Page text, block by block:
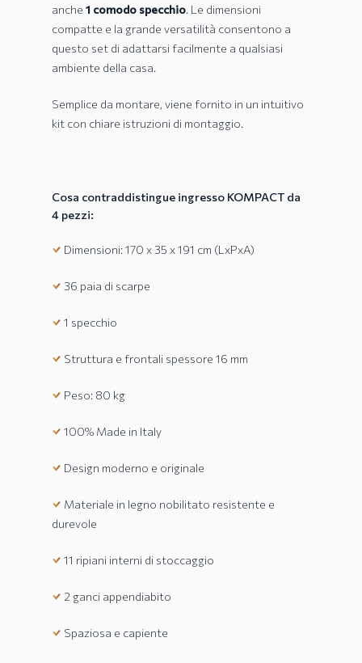
anche1 comodo specchio. Le dimensioni
compatte e la grande versatilità consentono a
questo set di adattarsi facilmente a qualsiasi
ambiente della casa.
Semplice da montare, viene fornito in un intuitivo
kit con chiare istruzioni di montaggio.
Cosa contraddistingue ingresso KOMPACT da
4 pezzi:
Dimensioni: 170 x 35 x 191 cm (LxPxA)
36 paia di scarpe
1 specchio
Struttura e frontali spessore 16 mm
Peso: 80 kg
100% Made in Italy
Design moderno e originale
Materiale in legno nobilitato resistente e
durevole
11 ripiani interni di stoccaggio
2 ganci appendiabito
Spaziosa e capiente